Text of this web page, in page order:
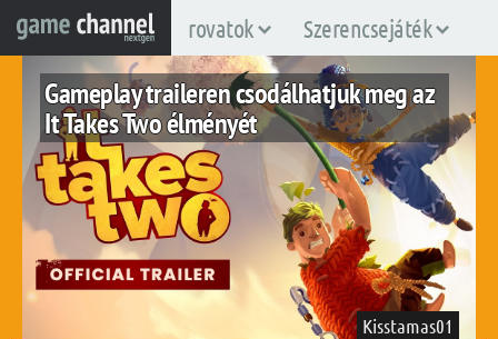
rovatok Szerencsejáték
Gameplay traileren csodálhatjuk meg az
It Takes Two élményét
Kisstamas01